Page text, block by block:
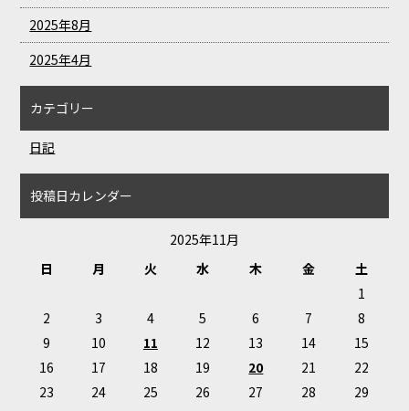
2025年8月
2025年4月
カテゴリー
日記
投稿日カレンダー
2025年11月
日
月 火 水 木 金
土
1
2
3 4 5 6 7
8
9
10 11 12 13 14
15
16
17 18 19 20 21
22
23
24 25 26 27 28
29